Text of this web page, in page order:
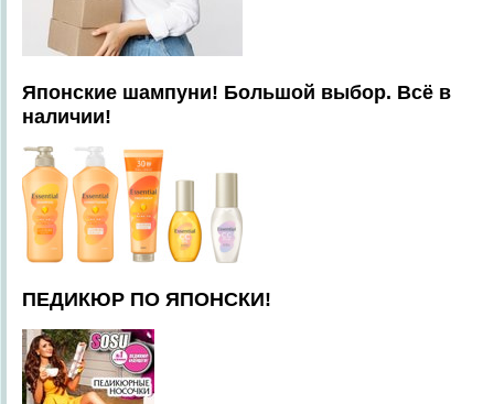
Японские шампуни! Большой выбор. Всё в
наличии!
ПЕДИКЮР ПО ЯПОНСКИ!